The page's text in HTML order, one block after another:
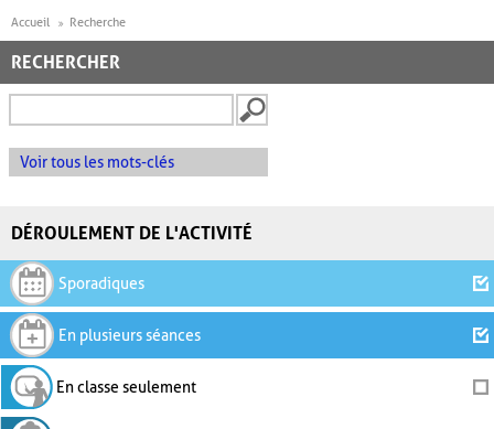
Accueil Recherche
RECHERCHER
Voir tous les mots-clés
DÉROULEMENT DE L'ACTIVITÉ
Sporadiques
En plusieurs séances
En classe seulement